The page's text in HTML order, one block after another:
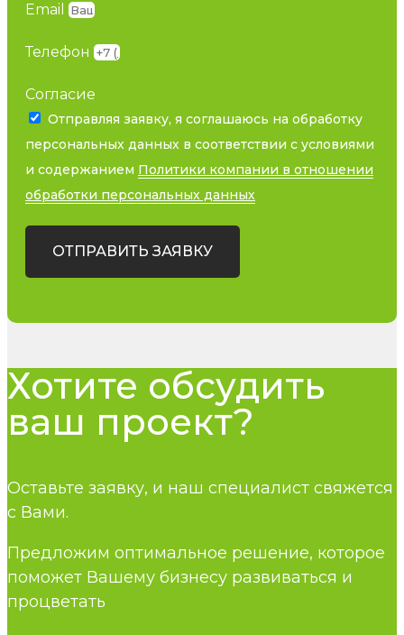
Email
Телефон
Согласие
Отправляя заявку, я соглашаюсь на обработку
персональных данных в соответствии с условиями
и содержанием Политики компании в отношении
обработки персональных данных
ОТПРАВИТЬ ЗАЯВКУ
Хотите обсудить
ваш проект?
Оставьте заявку, и наш специалист свяжется
с Вами.
Предложим оптимальное решение, которое
поможет Вашему бизнесу развиваться и
процветать